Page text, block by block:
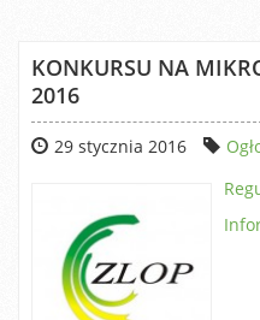
KONKURSU NA
2016
29 stycznia 2016